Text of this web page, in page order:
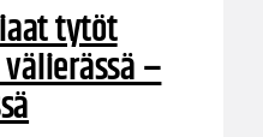
tytöt
–